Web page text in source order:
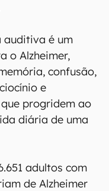
auditiva é um
o Alzheimer,
confusão,
e
progridem ao
diária de uma
adultos com
de Alzheimer